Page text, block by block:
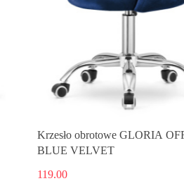
Krzesło obrotowe GLORIA
BLUE VELVET
119.00